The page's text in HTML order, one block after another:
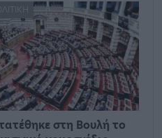
στη Βουλή το